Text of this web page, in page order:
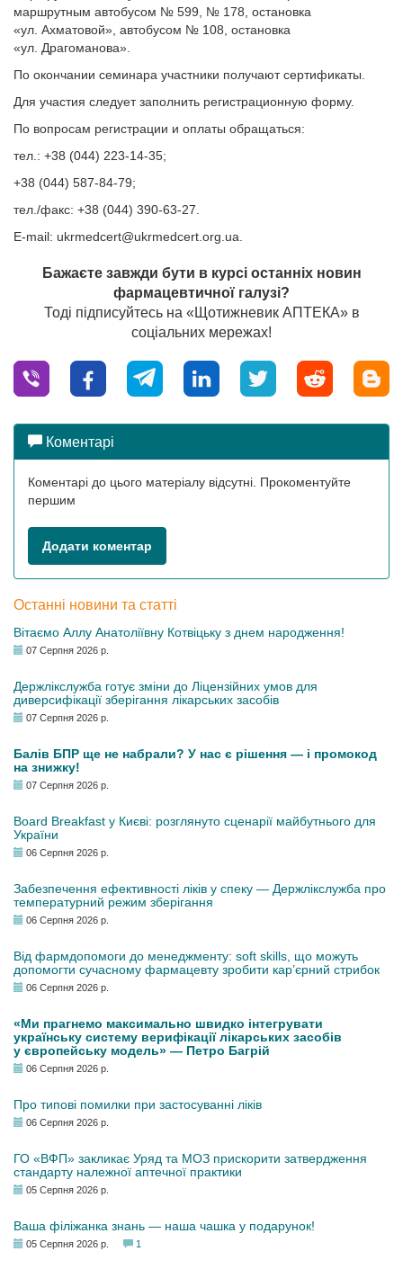
маршрутным автобусом № 599, № 178, остановка
«ул. Ахматовой», автобусом № 108, остановка
«ул. Драгоманова».
По окончании семинара участники получают сертификаты.
Для участия следует заполнить регистрационную форму.
По вопросам регистрации и оплаты обращаться:
тел.: +38 (044) 223-14-35;
+38 (044) 587-84-79;
тел./факс: +38 (044) 390-63-27.
Е-mail: ukrmedcert@ukrmedcert.org.ua
Бажаєте завжди бути в курсі останніх новин
фармацевтичної галузі?
Тоді підписуйтесь на «Щотижневик АПТЕКА» в
соціальних мережах!
Коментарі
Коментарі до цього матеріалу відсутні. Прокоментуйте
першим
Додати коментар
Останні новини та статті
Вітаємо Аллу Анатоліївну Котвіцьку з днем народження!
07 Серпня 2026 р.
Держлікслужба готує зміни до Ліцензійних умов для
диверсифікації зберігання лікарських засобів
07 Серпня 2026 р.
Балів БПР ще не набрали? У нас є рішення — і промокод
на знижку!
07 Серпня 2026 р.
Board Breakfast у Києві: розглянуто сценарії майбутнього для
України
06 Серпня 2026 р.
Забезпечення ефективності ліків у спеку — Держлікслужба про
температурний режим зберігання
06 Серпня 2026 р.
Від фармдопомоги до менеджменту: soft skills, що можуть
допомогти сучасному фармацевту зробити кар’єрний стрибок
06 Серпня 2026 р.
«Ми прагнемо максимально швидко інтегрувати
українську систему верифікації лікарських засобів
у європейську модель» — Петро Багрій
06 Серпня 2026 р.
Про типові помилки при застосуванні ліків
06 Серпня 2026 р.
ГО «ВФП» закликає Уряд та МОЗ прискорити затвердження
стандарту належної аптечної практики
05 Серпня 2026 р.
Ваша філіжанка знань — наша чашка у подарунок!
05 Серпня 2026 р. 1